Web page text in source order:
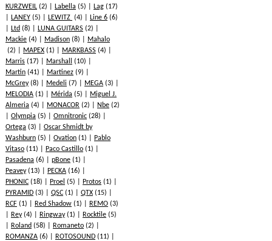
KURZWEIL (2) Labella (5) Lag (17)
LANEY (5) LEWITZ (4) Line 6 (6)
Ltd (8) LUNA GUITARS (2)
Mackie (4) Madison (8)
Mahalo
(2)
MAPEX (1) MARKBASS (4)
Marris (17) Marshall
(10)
Martin (41) Martinez (9)
McGrey(8) Medeli (7) MEGA (3)
MELODIA (1) Mérida (5)
Miguel J.
Almeria (4) MONACOR (2) Nbe (2)
Olympia (5) Omnitronic (28)
Ortega (3)
Oscar Shmidt by
Washburn (5) Ovation (1)
Pablo
Vitaso (11) Paco Castillo (1)
Pasadena (6) pBone (1)
Peavey(13) PECKA (16)
PHONIC (18) Proel (5) Protos (1)
PYRAMID (3) QSC (1) QTX (15)
RCF (1) Red Shadow (1) REMO (3)
Rey(4) Ringway(1) Rocktile (5)
Roland (58) Romaneto (2)
ROMANZA (6) ROTOSOUND (11)